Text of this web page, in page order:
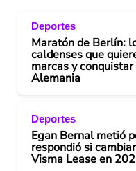
Deportes
Maratón de Berlín:
caldenses que
marcas y
Alemania
Deportes
Egan Bernal metió
respondió si
Visma Lease en